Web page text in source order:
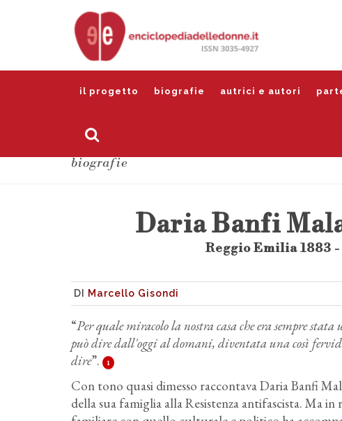
il progetto biografie autrici e autori
biografie
Daria Banfi
Reggio Emilia 1883
DI Marcello Gisondi
“Per quale miracolo la nostra casa che era sempre
può dire dall'oggi al domani, diventata una così
dire”. 1
Con tono quasi dimesso raccontava Daria Banfi
della sua famiglia alla Resistenza antifascista. Ma